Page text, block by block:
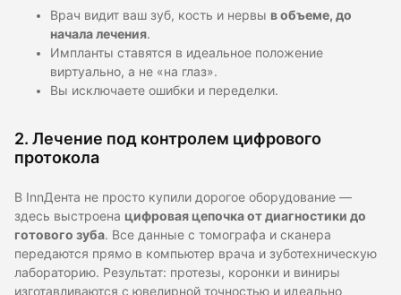
Врач видит ваш зуб, кость и нервы в объеме, до
начала лечения.
Импланты ставятся в идеальное положение
виртуально, а не «на глаз».
Вы исключаете ошибки и переделки.
2. Лечение под контролем цифрового
протокола
В InnДента не просто купили дорогое оборудование —
здесь выстроена цифровая цепочка от диагностики до
готового зуба. Все данные с томографа и сканера
передаются прямо в компьютер врача и зуботехническую
лабораторию. Результат: протезы, коронки и виниры
изготавливаются с ювелирной точностью и идеально